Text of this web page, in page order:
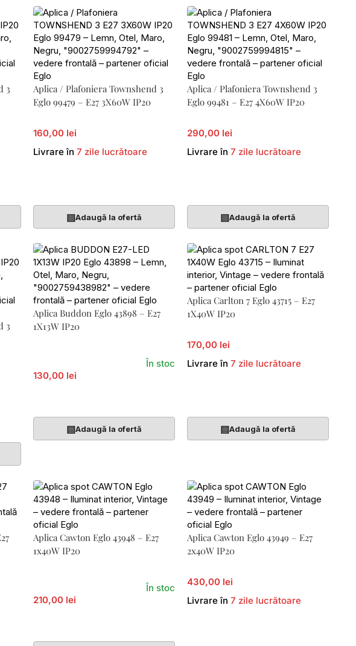
3
Aplica / Plafoniera Townshend 3
Eglo 99479 – E27 3X60W IP20
160,00 lei
Livrare în7 zile lucrătoare
▤Adaugă la ofertă
Aplica / Plafoniera Townshend 3
Eglo 99481 – E27 4X60W IP20
290,00 lei
Livrare în7 zile lucrătoare
▤Adaugă la ofertă
3
Aplica Buddon Eglo 43898 – E27
1X13W IP20
130,00 lei
În stoc
▤Adaugă la ofertă
Aplica Carlton 7 Eglo 43715 – E27
1X40W IP20
170,00 lei
Livrare în7 zile lucrătoare
▤Adaugă la ofertă
Aplica Cawton Eglo 43948 – E27
1x40W IP20
210,00 lei
În stoc
Aplica Cawton Eglo 43949 – E27
2x40W IP20
430,00 lei
Livrare în7 zile lucrătoare